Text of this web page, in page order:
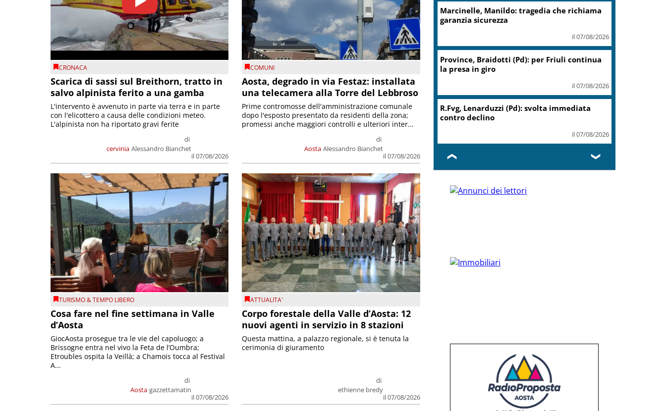
CRONACA
Scarica di sassi sul Breithorn, tratto in
salvo alpinista ferito a una gamba
cervinia
di
Alessandro Bianchet
il 07/08/2026
L'intervento è avvenuto in parte via terra e in parte
con l'elicottero a causa delle condizioni meteo.
L'alpinista non ha riportato gravi ferite
COMUNI
Aosta, degrado in via Festaz: installata
una telecamera alla Torre del Lebbroso
Aosta
di
Alessandro Bianchet
il 07/08/2026
Prime contromosse dell'amministrazione comunale
dopo l'esposto presentato da residenti della zona;
promessi anche maggiori controlli e ulteriori inter...
TURISMO & TEMPO LIBERO
Cosa fare nel fine settimana in Valle
d’Aosta
Aosta
di
gazzettamatin
il 07/08/2026
GiocAosta prosegue tra le vie del capoluogo; a
Brissogne entra nel vivo la Feta de l’Oumbra;
Etroubles ospita la Veillà; a Chamois tocca al Festival
A...
ATTUALITA'
Corpo forestale della Valle d’Aosta: 12
nuovi agenti in servizio in 8 stazioni
di
ethienne bredy
il 07/08/2026
Questa mattina, a palazzo regionale, si è tenuta la
cerimonia di giuramento
Marcinelle, Manildo: tragedia che richiama
garanzia sicurezza
il 07/08/2026
Province, Braidotti (Pd): per Friuli continua
la presa in giro
il 07/08/2026
R.Fvg, Lenarduzzi (Pd): svolta immediata
contro declino
il 07/08/2026
❮ ❯